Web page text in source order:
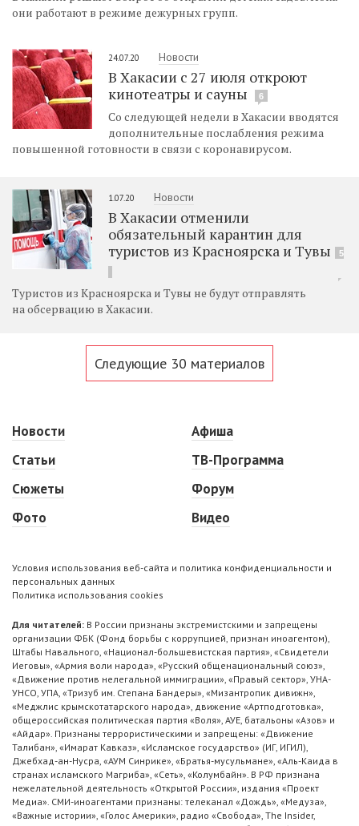
они работают в режиме дежурных групп.
24.07.20 Новости
В Хакасии с 27 июля откроют
кинотеатры и сауны
6
Со следующей недели в Хакасии вводятся
дополнительные послабления режима
повышенной готовности в связи с коронавирусом.
1.07.20 Новости
В Хакасии отменили
обязательный карантин для
туристов из Красноярска и Тувы
5
Туристов из Красноярска и Тувы не будут отправлять
на обсервацию в Хакасии.
Следующие 30 материалов
Новости
Статьи
Сюжеты
Фото
Афиша
ТВ-Программа
Форум
Видео
Условия использования веб-сайта и политика конфиденциальности и
персональных данных
Политика использования cookies
Для читателей: В России признаны экстремистскими и запрещены
организации ФБК (Фонд борьбы с коррупцией, признан иноагентом),
Штабы Навального, «Национал-большевистская партия», «Свидетели
Иеговы», «Армия воли народа», «Русский общенациональный союз»,
«Движение против нелегальной иммиграции», «Правый сектор», УНА-
УНСО, УПА, «Тризуб им. Степана Бандеры», «Мизантропик дивижн»,
«Меджлис крымскотатарского народа», движение «Артподготовка»,
общероссийская политическая партия «Воля», АУЕ, батальоны «Азов» и
«Айдар». Признаны террористическими и запрещены: «Движение
Талибан», «Имарат Кавказ», «Исламское государство» (ИГ, ИГИЛ),
Джебхад-ан-Нусра, «АУМ Синрике», «Братья-мусульмане», «Аль-Каида в
странах исламского Магриба», «Сеть», «Колумбайн». В РФ признана
нежелательной деятельность «Открытой России», издания «Проект
Медиа». СМИ-иноагентами признаны: телеканал «Дождь», «Медуза»,
«Важные истории», «Голос Америки», радио «Свобода», The Insider,